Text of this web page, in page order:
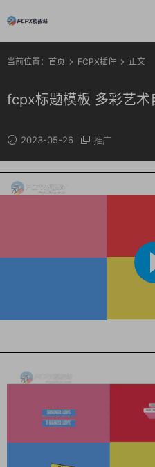
当前位置： 首页 FCPX插件 正文
fcpx标题模板 多彩艺术
2023-05-26 推广